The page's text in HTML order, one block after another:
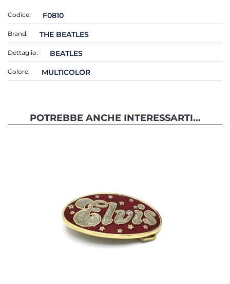
Codice: F0810
Brand: THE BEATLES
Dettaglio: BEATLES
Colore: MULTICOLOR
POTREBBE ANCHE INTERESSARTI...